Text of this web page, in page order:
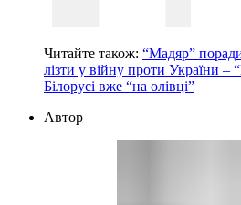
Читайте також: “Мадяр”
лізти у війну проти України –
Білорусі вже “на олівці”
Автор